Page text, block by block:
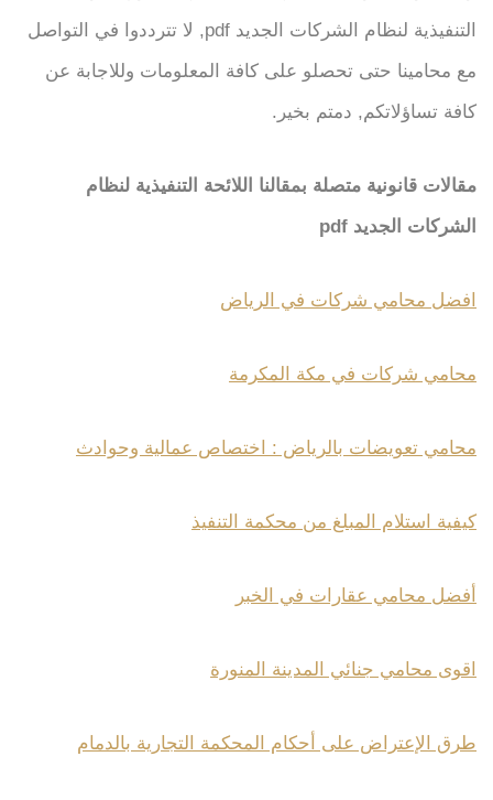
التنفيذية لنظام الشركات الجديد pdf, لا تترددوا في التواصل
مع محامينا حتى تحصلو على كافة المعلومات وللاجابة عن
كافة تساؤلاتكم, دمتم بخير.
مقالات قانونية متصلة بمقالنا اللائحة التنفيذية لنظام
الشركات الجديد pdf
افضل محامي شركات في الرياض
محامي شركات في مكة المكرمة
محامي تعويضات بالرياض : اختصاص عمالية وحوادث
كيفية استلام المبلغ من محكمة التنفيذ
أفضل محامي عقارات في الخبر
اقوى محامي جنائي المدينة المنورة
طرق الإعتراض على أحكام المحكمة التجارية بالدمام